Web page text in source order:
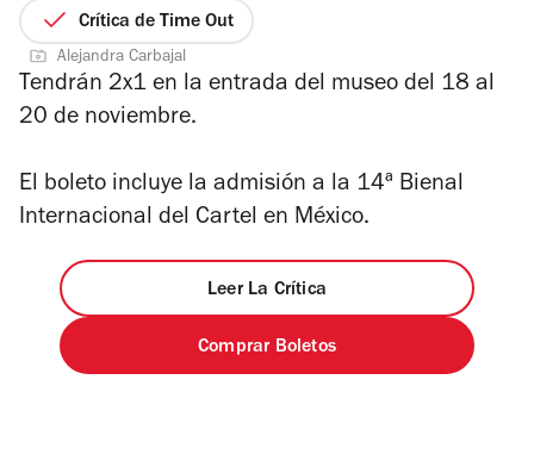
de
estrellas
Crítica de Time Out
Alejandra Carbajal
Tendrán 2x1 en la entrada del museo del 18 al
20 de noviembre.
El boleto incluye la admisión a la 14ª Bienal
Internacional del Cartel en México.
Leer La Crítica
Comprar Boletos